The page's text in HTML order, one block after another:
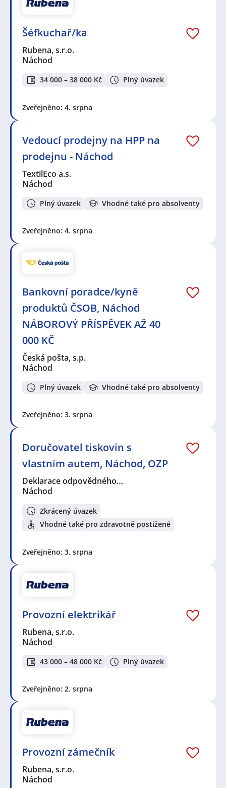
Šéfkuchař/ka
Rubena, s.r.o.
Náchod
34 000 – 38 000 Kč Plný úvazek
Zveřejněno: 4. srpna
Vedoucí prodejny na HPP na
prodejnu - Náchod
TextilEco a.s.
Náchod
Plný úvazek Vhodné také pro absolventy
Zveřejněno: 4. srpna
Bankovní poradce/kyně
produktů ČSOB, Náchod
NÁBOROVÝ PŘÍSPĚVEK AŽ 40
000 KČ
Česká pošta, s.p.
Náchod
Plný úvazek Vhodné také pro absolventy
Zveřejněno: 3. srpna
Doručovatel tiskovin s
vlastním autem, Náchod, OZP
Deklarace odpovědného…
Náchod
Zkrácený úvazek
Vhodné také pro zdravotně postižené
Zveřejněno: 3. srpna
Provozní elektrikář
Rubena, s.r.o.
Náchod
43 000 – 48 000 Kč Plný úvazek
Zveřejněno: 2. srpna
Provozní zámečník
Rubena, s.r.o.
Náchod